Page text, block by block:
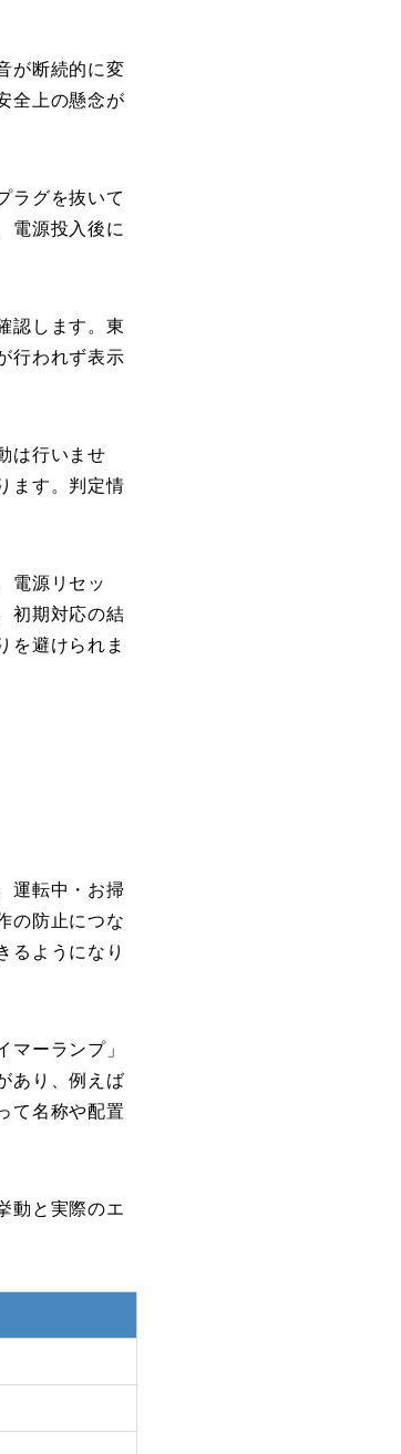
が断続的に変
全上の懸念が
ラグを抜いて
電源投入後に
認します。東
行われず表示
は行いませ
ます。判定情
電源リセッ
初期対応の結
を避けられま
運転中・お掃
の防止につな
るようになり
ーランプ」
あり、例えば
て名称や配置
動と実際のエ